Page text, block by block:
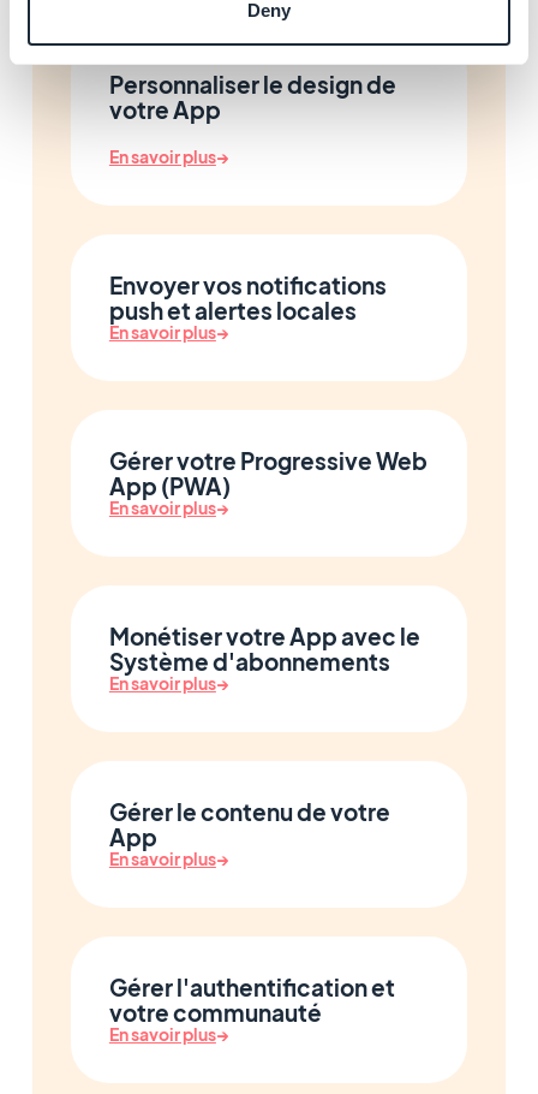
Deny
Personnaliser le design de
votre App
En savoir plus→
Envoyer vos notifications
push et alertes locales
En savoir plus→
Gérer votre Progressive Web
App (PWA)
En savoir plus→
Monétiser votre App avec le
Système d'abonnements
En savoir plus→
Gérer le contenu de votre
App
En savoir plus→
Gérer l'authentification et
votre communauté
En savoir plus→